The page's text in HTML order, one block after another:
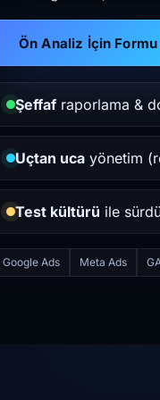
Ön Analiz İçin
Şeffafraporlama &
Uçtan uca yönetim
Test kültürü ile
Google Ads Meta Ads